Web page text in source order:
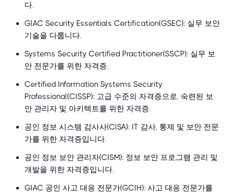
다.
GIAC Security Essentials Certification(GSEC): 실무 보안
기술을 다룹니다.
Systems Security Certified Practitioner(SSCP): 실무 보
안 전문가를 위한 자격증.
Certified Information Systems Security
Professional(CISSP): 고급 수준의 자격증으로, 숙련된 보
안 관리자 및 아키텍트를 위한 자격증.
공인 정보 시스템 감사사(CISA): IT 감사, 통제 및 보안 전문
가를 위한 자격증입니다.
공인 정보 보안 관리자(CISM): 정보 보안 프로그램 관리 및
개발을 위한 자격증입니다.
GIAC 공인 사고 대응 전문가(GCIH): 사고 대응 전문가를